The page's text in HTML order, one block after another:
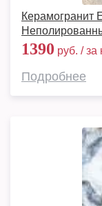
Керамогранит
1390 руб. / за
Подробнее